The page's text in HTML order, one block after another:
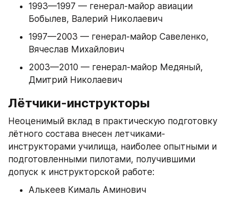
1993—1997 — генерал-майор авиации
Бобылев, Валерий Николаевич
1997—2003 — генерал-майор Савеленко,
Вячеслав Михайлович
2003—2010 — генерал-майор Медяный,
Дмитрий Николаевич
Лётчики-инструкторы
Неоценимый вклад в практическую подготовку
лётного состава внесен летчиками-
инструкторами училища, наиболее опытными и
подготовленными пилотами, получившими
допуск к инструкторской работе:
Алькеев Кималь Аминович